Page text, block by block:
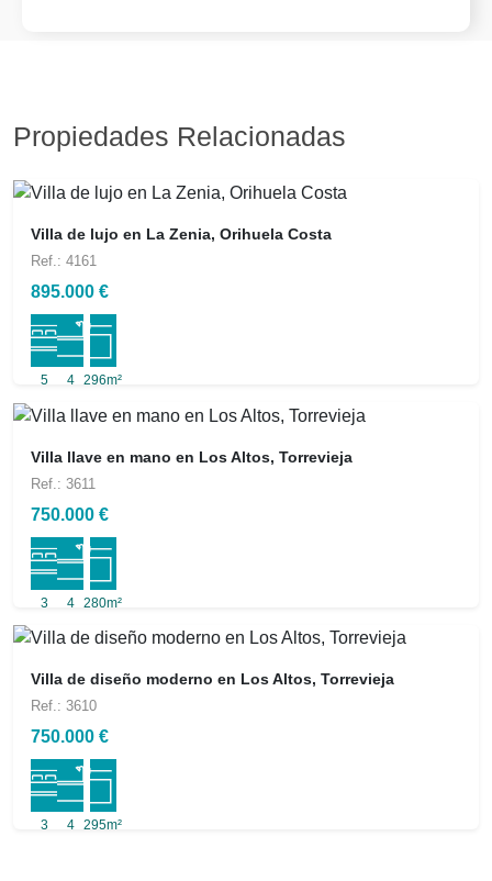
Propiedades Relacionadas
Villa de lujo en La Zenia, Orihuela Costa
Ref.: 4161
895.000 €
5 4 296m²
Villa llave en mano en Los Altos, Torrevieja
Ref.: 3611
750.000 €
3 4 280m²
Villa de diseño moderno en Los Altos, Torrevieja
Ref.: 3610
750.000 €
3 4 295m²